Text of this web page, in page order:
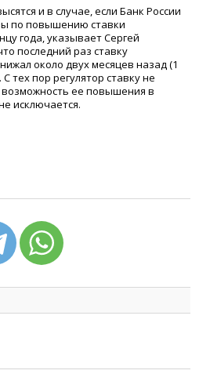
и в случае, если Банк России
по повышению ставки
года, указывает Сергей
последний раз ставку
около двух месяцев назад (1
тех пор регулятор ставку не
ее повышения в
исключается.